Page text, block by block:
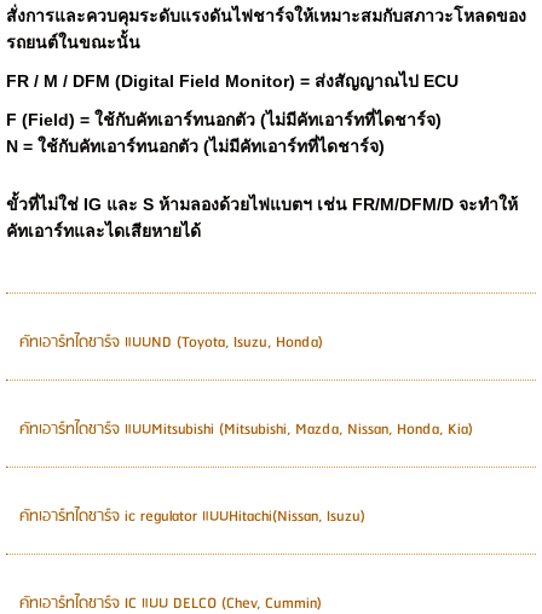
สั่งการและควบคุมระดับแรงดันไฟชาร์จให้เหมาะสมกับสภาวะโหลดของ
รถยนต์ในขณะนั้น
FR / M / DFM (Digital Field Monitor) = ส่งสัญญาณไป ECU
F (Field) = ใช้กับคัทเอาร์ทนอกตัว (ไม่มีคัทเอาร์ทที่ไดชาร์จ)
N = ใช้กับคัทเอาร์ทนอกตัว (ไม่มีคัทเอาร์ทที่ไดชาร์จ)
ขั้วที่ไม่ใช่ IG และ S ห้ามลองด้วยไฟแบตฯ เช่น FR/M/DFM/D จะทำให้
คัทเอาร์ทและไดเสียหายได้
คัทเอาร์ทไดชาร์จ แบบND (Toyota, Isuzu, Honda)
คัทเอาร์ทไดชาร์จ แบบMitsubishi (Mitsubishi, Mazda, Nissan, Honda, Kia)
คัทเอาร์ทไดชาร์จ ic regulator แบบHitachi(Nissan, Isuzu)
คัทเอาร์ทไดชาร์จ IC แบบ DELCO (Chev, Cummin)